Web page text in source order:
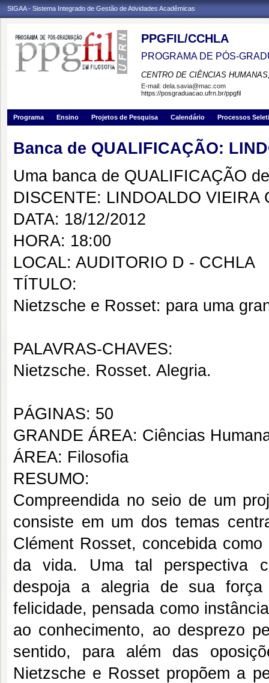
SIGAA - Sistema Integrado de Gestão de Atividades Acadêmicas
PPGFIL/CCHLA
PROGRAMA DE PÓS-
CENTRO DE CIÊNCIAS
E-mail: dela.savia@mac.com
https://posgraduacao.ufrn.br/ppgfil
Programa Ensino Projetos de Pesquisa Calendário Processos
Banca de QUALIFICAÇÃO:
Uma banca de QUALIFICAÇÃO
DISCENTE: LINDOALDO VIEIRA
DATA: 18/12/2012
HORA: 18:00
LOCAL: AUDITORIO D - CCHLA
TÍTULO:
Nietzsche e Rosset: para uma
PALAVRAS-CHAVES:
Nietzsche. Rosset. Alegria.
PÁGINAS: 50
GRANDE ÁREA: Ciências
ÁREA: Filosofia
RESUMO:
Compreendida no seio de um
consiste em um dos temas
Clément Rosset, concebida
da vida. Uma tal perspectiva
despoja a alegria de sua
felicidade, pensada como
ao conhecimento, ao desprezo
sentido, para além das
Nietzsche e Rosset propõem a